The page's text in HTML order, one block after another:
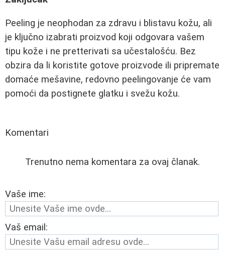
Peeling je neophodan za zdravu i blistavu kožu, ali
je ključno izabrati proizvod koji odgovara vašem
tipu kože i ne pretterivati sa učestalošću. Bez
obzira da li koristite gotove proizvode ili pripremate
domaće mešavine, redovno peelingovanje će vam
pomoći da postignete glatku i svežu kožu.
Komentari
Trenutno nema komentara za ovaj članak.
Vaše ime:
Vaš email: